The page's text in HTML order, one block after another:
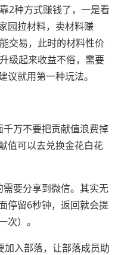
2种方式赚钱了，一是看
园拉材料，卖材料赚
交易，此时的材料性价
级起来收益不俗，需要
就用第一种玩法。
万不要把贡献值浪费掉
值可以去兑换金花白花
要分享到微信。其实无
停留6秒钟，返回就会提
次）。
入部落，让部落成员助